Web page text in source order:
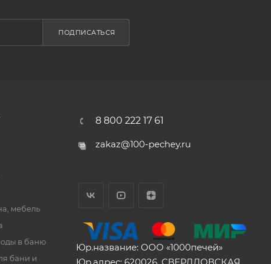
ПОДПИСАТЬСЯ
мебель
в баню
бани и
8 800 222 17 61
zakaz@100-pechey.ru
Юр.название: ООО «1000печей»